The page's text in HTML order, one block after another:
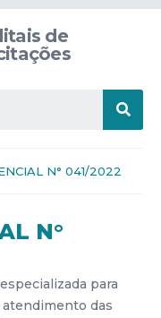
de
N° 041/2022
N°
para
das